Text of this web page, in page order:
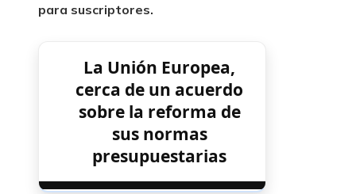
para suscriptores.
La Unión Europea,
cerca de un acuerdo
sobre la reforma de
sus normas
presupuestarias